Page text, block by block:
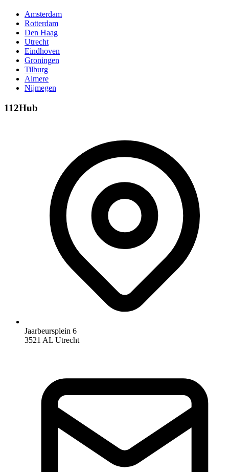
Amsterdam
Rotterdam
Den Haag
Utrecht
Eindhoven
Groningen
Tilburg
Almere
Nijmegen
112Hub
Jaarbeursplein 6
3521 AL Utrecht